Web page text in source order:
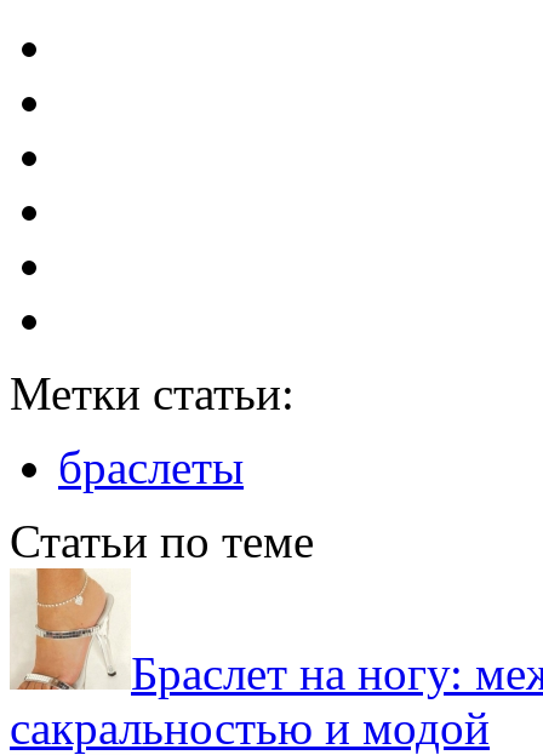
Метки статьи:
браслеты
Статьи по теме
Браслет на ногу:
сакральностью и модой